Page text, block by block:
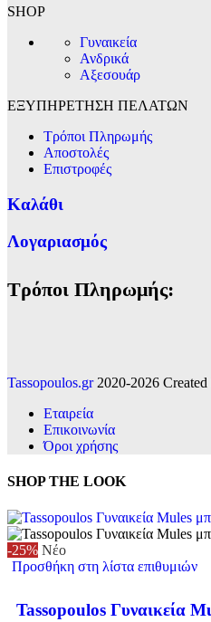
SHOP
Γυναικεία
Ανδρικά
Αξεσουάρ
ΕΞΥΠΗΡΕΤΗΣΗ ΠΕΛΑΤΩΝ
Τρόποι Πληρωμής
Αποστολές
Επιστροφές
Καλάθι
Λογαριασμός
Τρόποι Πληρωμής:
Tassopoulos.gr2020-2026 Created
Εταιρεία
Επικοινωνία
Όροι χρήσης
SHOP THE LOOK
-25% Νέο
Προσθήκη στη λίστα επιθυμιών
Tassopoulos Γυναικεία